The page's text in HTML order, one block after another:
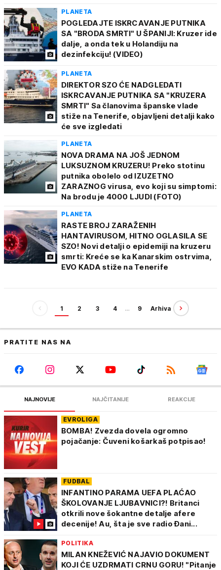
PLANETA
POGLEDAJTE ISKRCAVANJE PUTNIKA
SA "BRODA SMRTI" U ŠPANIJI: Kruzer ide
dalje, a onda tek u Holandiju na
dezinfekciju! (VIDEO)
PLANETA
DIREKTOR SZO ĆE NADGLEDATI
ISKRCAVANJE PUTNIKA SA "KRUZERA
SMRTI" Sa članovima španske vlade
stiže na Tenerife, objavljeni detalji kako
će sve izgledati
PLANETA
NOVA DRAMA NA JOŠ JEDNOM
LUKSUZNOM KRUZERU! Preko stotinu
putnika obolelo od IZUZETNO
ZARAZNOG virusa, evo koji su simptomi:
Na brodu je 4000 LJUDI (FOTO)
PLANETA
RASTE BROJ ZARAŽENIH
HANTAVIRUSOM, HITNO OGLASILA SE
SZO! Novi detalji o epidemiji na kruzeru
smrti: Kreće se ka Kanarskim ostrvima,
EVO KADA stiže na Tenerife
1 2 3 4 … 9 Arhiva
PRATITE NAS NA
NAJNOVIJE NAJČITANIJE REAKCIJE
EVROLIGA
BOMBA! Zvezda dovela ogromno
pojačanje: Čuveni košarkaš potpisao!
FUDBAL
INFANTINO PARAMA UEFA PLAĆAO
ŠKOLOVANJE LJUBAVNICI?! Britanci
otkrili nove šokantne detalje afere
decenije! Au, šta je sve radio Đani...
POLITIKA
MILAN KNEŽEVIĆ NAJAVIO DOKUMENT
KOJI ĆE UZDRMATI CRNU GORU! "Pitanje